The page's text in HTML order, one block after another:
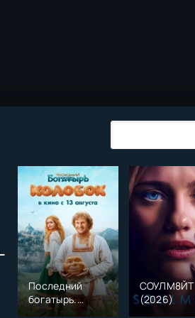
Последний
богатырь.
Колобок (2026)
СОУЛМ8ЙТ
(2026)